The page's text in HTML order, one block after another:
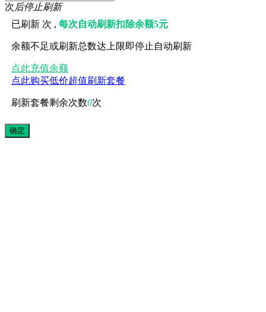
次后停止刷新
已刷新 次 ,每次自动刷新扣除余额5元
余额不足或刷新总数达上限即停止自动刷新
点此充值余额
点此购买低价超值刷新套餐
刷新套餐剩余次数0次